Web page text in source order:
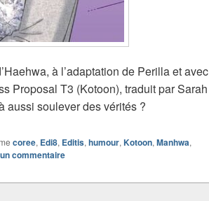
à l’adaptation de Perilla et avec
Proposal T3 (Kotoon), traduit par Sarah
aussi soulever des vérités ?
coree, Edi8, Editis,humour,Kotoon,Manhwa,
commentaire